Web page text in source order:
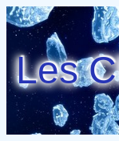
Les